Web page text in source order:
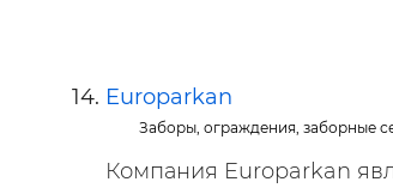
Europarkan
Заборы, ограждения, заборные
Компания Europarkan